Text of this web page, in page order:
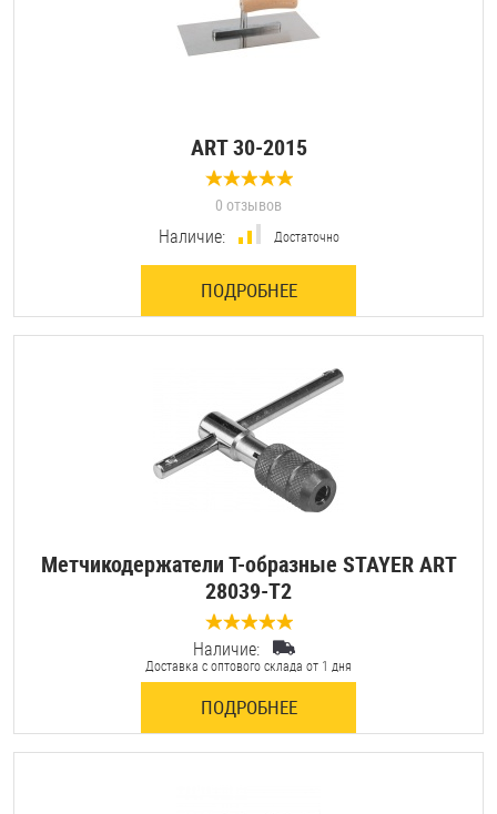
ART 30-2015
0 отзывов
Наличие: Достаточно
ПОДРОБНЕЕ
Метчикодержатели Т-образные STAYER ART
28039-T2
0 отзывов
Наличие:
Доставка с оптового склада от 1 дня
ПОДРОБНЕЕ